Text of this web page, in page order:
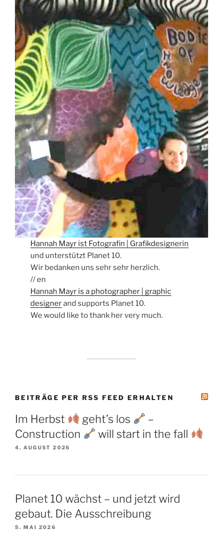
Hannah Mayr ist Fotografin | Grafikdesignerin
und unterstützt Planet 10.
Wir bedanken uns sehr sehr herzlich.
// en
Hannah Mayr is a photographer | graphic
designerand supports Planet 10.
We would like to thank her very much.
BEITRÄGE PER RSS FEED ERHALTEN
Im Herbst geht’s los
–
Construction
will start in the fall
4. AUGUST 2026
Planet 10 wächst – und jetzt wird
gebaut. Die Ausschreibung
5. MAI 2026